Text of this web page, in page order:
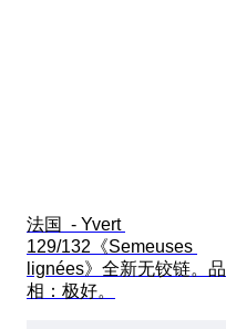
法国  - Yvert
129/132《Semeuses
lignées》全新无铰链。品
相：极好。